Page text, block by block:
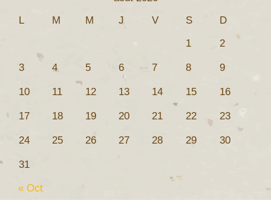
L
M M J V S
D
1
2
3 4 5 6 7 8 9
10 11 12 13 14 15 16
17 18 19 20 21 22 23
24 25 26 27 28 29 30
31
« Oct